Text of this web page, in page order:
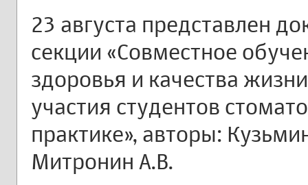
23 августа представлен
секции «Совместное
здоровья и качества
участия студентов
практике», авторы:
Митронин А.В.